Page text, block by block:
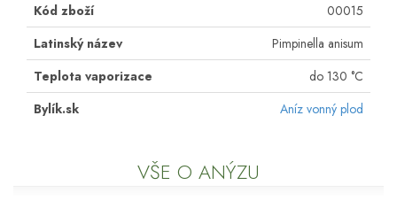
Kód zboží
00015
Latinský název
Pimpinella anisum
Teplota vaporizace
do 130 °C
Bylík.sk
Aníz vonný plod
VŠE O ANÝZU